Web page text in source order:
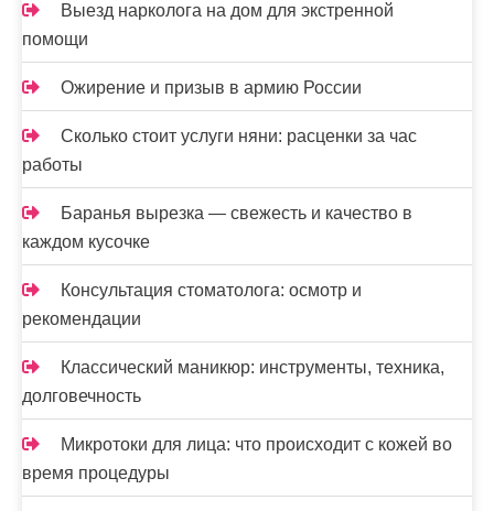
Выезд нарколога на дом для экстренной
помощи
Ожирение и призыв в армию России
Сколько стоит услуги няни: расценки за час
работы
Баранья вырезка — свежесть и качество в
каждом кусочке
Консультация стоматолога: осмотр и
рекомендации
Классический маникюр: инструменты, техника,
долговечность
Микротоки для лица: что происходит с кожей во
время процедуры